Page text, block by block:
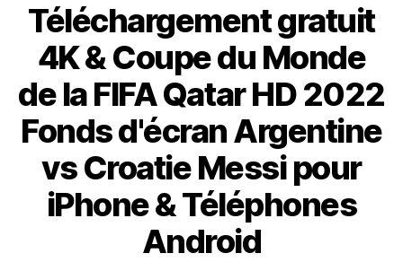
Téléchargement gratuit
4K & Coupe du Monde
de la FIFA Qatar HD 2022
Fonds d'écran Argentine
vs Croatie Messi pour
iPhone & Téléphones
Android